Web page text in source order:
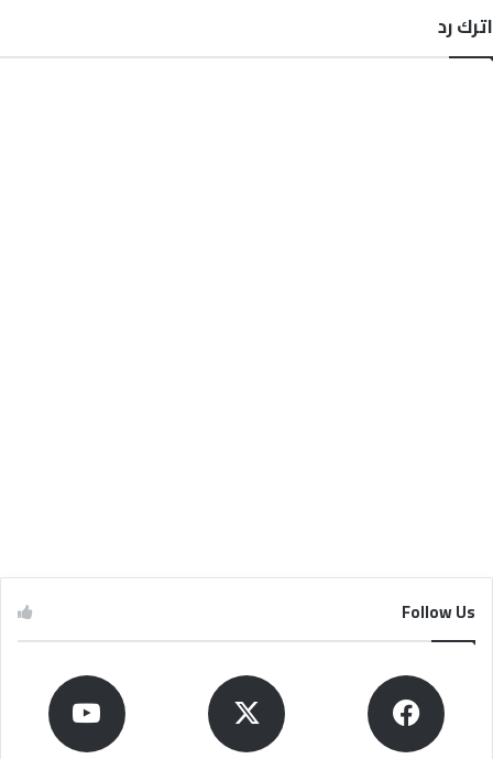
اترك رد
Follow Us